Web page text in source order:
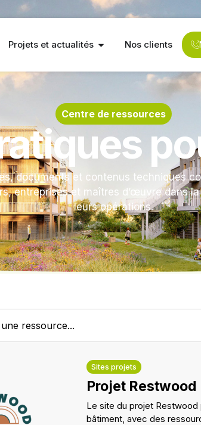
Projets et actualités Nos clients
Centre de ressources
documents et contenus techniques
entreprises et maîtres d’œuvre dans
leurs opérations.
Sites projets
Projet Restwood
Le site du projet
bâtiment, avec des